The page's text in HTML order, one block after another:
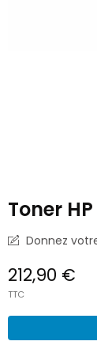
Toner
Donnez
212,90 €
TTC